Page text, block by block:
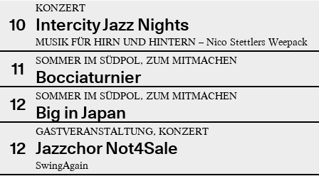
10
KONZERT
Intercity Jazz Nights
MUSIK FÜR HIRN UND HINTERN – Nico Stettlers Weepack
11 SOMMER IM SÜDPOL, ZUM MITMACHEN
Bocciaturnier
12
SOMMER IM SÜDPOL, ZUM MITMACHEN
Big in Japan
12
GASTVERANSTALTUNG, KONZERT
Jazzchor Not4Sale
SwingAgain